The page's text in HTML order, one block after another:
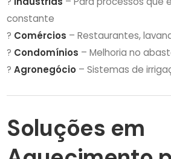
constante
? Comércios – Restaurantes,
? Condomínios – Melhoria no
? Agronegócio – Sistemas de
Soluções em